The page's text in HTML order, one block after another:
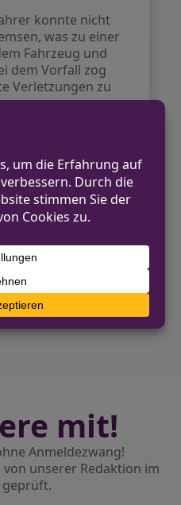
konnte nicht
was zu einer
Fahrzeug und
dem Vorfall zog
Verletzungen zu
behandelt.
in ein
das E-Bike von der
prallt gegen
BEITRAG
in Gladbeck
mit!
Anmeldezwang!
unserer Redaktion im